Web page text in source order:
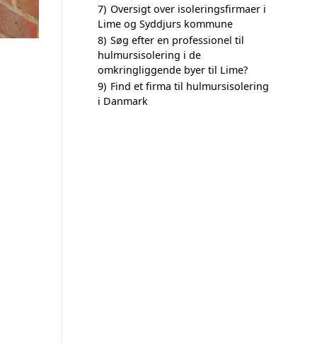
7) Oversigt over isoleringsfirmaer i
Lime og Syddjurs kommune
8) Søg efter en professionel til
hulmursisolering i de
omkringliggende byer til Lime?
9) Find et firma til hulmursisolering
i Danmark